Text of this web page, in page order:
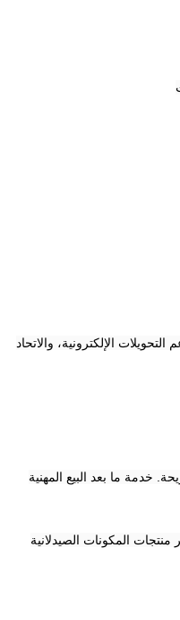
4.دعم عدة طرق للتجارة والدفع. نحن ندعم التحويلات الإلكترونية، والاتحاد
7نحن نقدم خدمة شراء محطة واحدة مريحة. خدمة ما بعد البيع المهنية
8لدينا سنوات عديدة من الخبرة في تصدير منتجات المكونات الصيدلانية